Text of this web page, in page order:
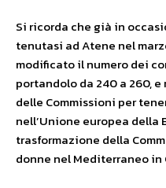
Si ricorda che già in
tenutasi ad Atene nel
modificato il numero dei
portandolo da 240 a 260,
delle Commissioni per
nell’Unione europea della
trasformazione della
donne nel Mediterraneo in